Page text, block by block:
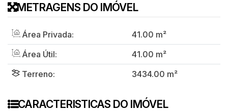
METRAGENS DO IMÓVEL
Área Privada: 41.00 m²
Área Útil:
41.00 m²
Terreno:
3434.00 m²
CARACTERISTICAS DO IMÓVEL